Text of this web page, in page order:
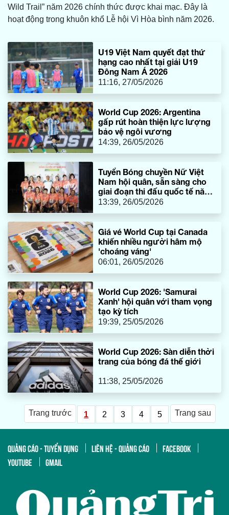
Wild Trail” năm 2026 chính thức được khai mạc. Đây là
hoạt động trong khuôn khổ Lễ hội Vì Hòa bình năm 2026.
U19 Việt Nam quyết đạt thứ
hạng cao nhất tại giải U19
Đông Nam Á 2026
11:16, 27/05/2026
World Cup 2026: Argentina
gấp rút hoàn thiện lực lượng
bảo vệ ngôi vương
14:39, 26/05/2026
Tuyển Bóng chuyền Nữ Việt
Nam hội quân, sẵn sàng cho
giai đoạn thi đấu quốc tế năm
2026
13:39, 26/05/2026
Giá vé World Cup tại Canada
khiến nhiều người hâm mộ
'choáng váng'
06:01, 26/05/2026
World Cup 2026: 'Samurai
Xanh' hội quân với tham vọng
tạo kỳ tích
19:39, 25/05/2026
World Cup 2026: Sàn diễn thời
trang của bóng đá thế giới
11:38, 25/05/2026
Trang trước 1 2 3 4 5 Trang sau
QUẢNG CÁO - TUYỂN DỤNG LIÊN HỆ - QUẢNG CÁO
FACEBOOK
YOUTUBE
GMAIL